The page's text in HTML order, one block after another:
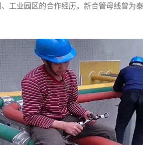
工业园区的合作经历。新合管母线曾为